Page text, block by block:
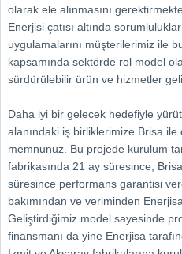
olarak ele alınmasını
Enerjisi çatısı altında
uygulamalarını müşterilerimiz ile
kapsamında sektörde rol model
sürdürülebilir ürün ve hizmetler
Daha iyi bir gelecek hedefiyle
alanındaki iş birliklerimize Brisa
memnunuz. Bu projede kurulum
fabrikasında 21 ay süresince,
süresince performans garantisi
bakımından ve veriminden
Geliştirdiğimiz model sayesinde
finansmanı da yine Enerjisa